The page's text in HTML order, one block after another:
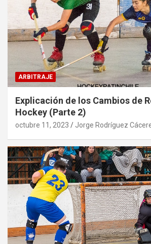
ARBITRAJE
Explicación de los Cambios de
Hockey (Parte 2)
octubre 11, 2023 Jorge Rodríguez